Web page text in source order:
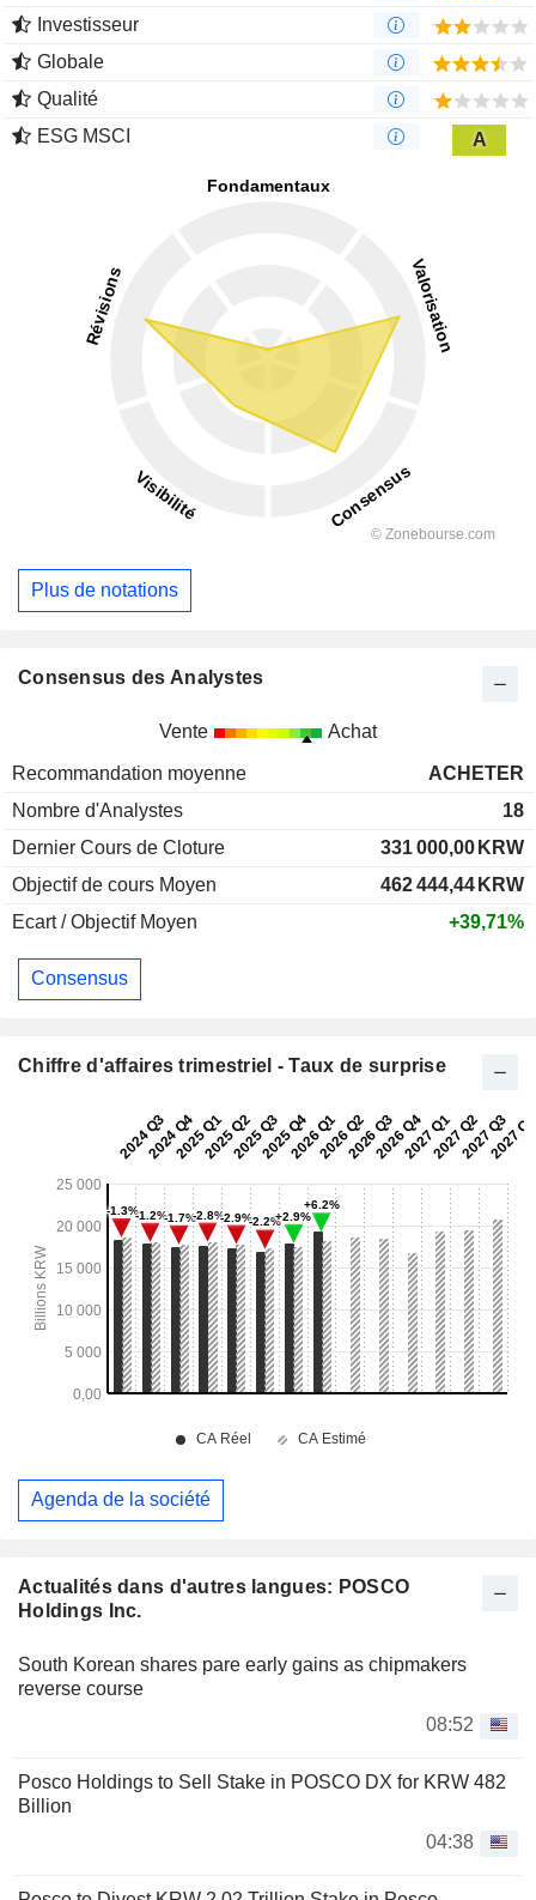
Actualités dans d'autres langues: POSCO
Holdings Inc.
South Korean shares pare early gains as chipmakers
reverse course
08:52
Posco Holdings to Sell Stake in POSCO DX for KRW 482
Billion
04:38
Investisseur
Globale
Qualité
ESG MSCI
A
Plus de notations
Consensus des Analystes
Vente Achat
Recommandation moyenne
ACHETER
Nombre d'Analystes
18
Dernier Cours de Cloture
331 000,00 KRW
Objectif de cours Moyen
462 444,44 KRW
Ecart / Objectif Moyen
+39,71%
Consensus
Chiffre d'affaires trimestriel - Taux de surprise
Agenda de la société